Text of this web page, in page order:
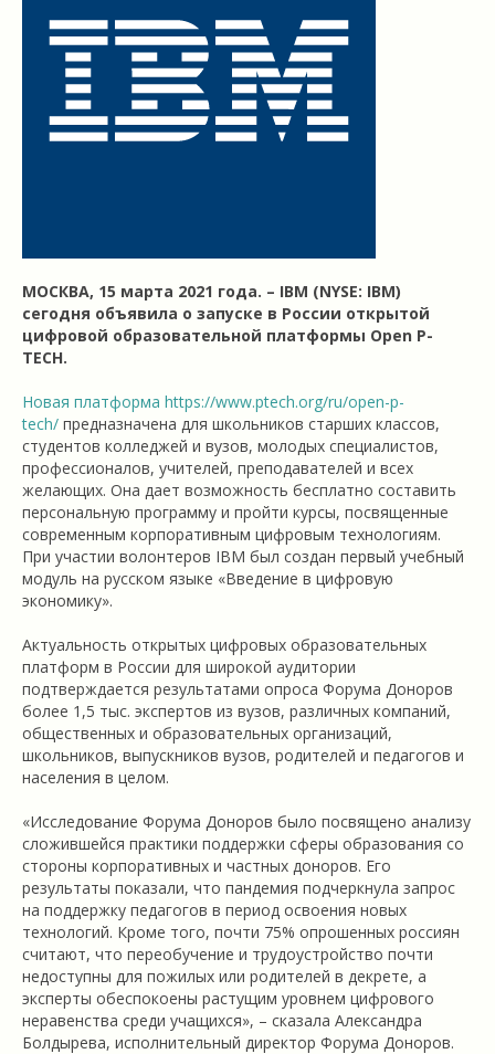
МОСКВА, 15 марта 2021 года. – IBM (NYSE: IBM)
сегодня объявила о запуске в России открытой
цифровой образовательной платформы Open P-
TECH.
Новая платформа https://www.ptech.org/ru/open-p-
tech/ предназначена для школьников старших классов,
студентов колледжей и вузов, молодых специалистов,
профессионалов, учителей, преподавателей и всех
желающих. Она дает возможность бесплатно составить
персональную программу и пройти курсы, посвященные
современным корпоративным цифровым технологиям.
При участии волонтеров IBM был создан первый учебный
модуль на русском языке «Введение в цифровую
экономику».
Актуальность открытых цифровых образовательных
платформ в России для широкой аудитории
подтверждается результатами опроса Форума Доноров
более 1,5 тыс. экспертов из вузов, различных компаний,
общественных и образовательных организаций,
школьников, выпускников вузов, родителей и педагогов и
населения в целом.
«Исследование Форума Доноров было посвящено анализу
сложившейся практики поддержки сферы образования со
стороны корпоративных и частных доноров. Его
результаты показали, что пандемия подчеркнула запрос
на поддержку педагогов в период освоения новых
технологий. Кроме того, почти 75% опрошенных россиян
считают, что переобучение и трудоустройство почти
недоступны для пожилых или родителей в декрете, а
эксперты обеспокоены растущим уровнем цифрового
неравенства среди учащихся», – сказала Александра
Болдырева, исполнительный директор Форума Доноров.